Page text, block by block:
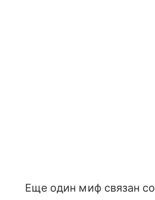
Еще один миф связан